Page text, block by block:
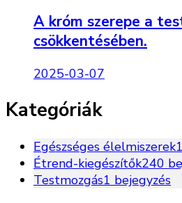
A króm szerepe a
csökkentésében.
2025-03-07
Kategóriák
Egészséges élelmiszerek
Étrend-kiegészítők240
Testmozgás1 bejegyzés